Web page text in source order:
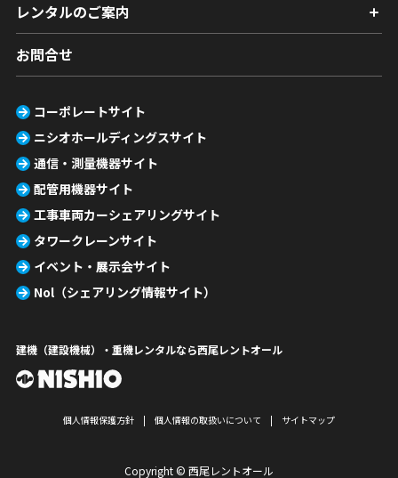
レンタルのご案内
お問合せ
コーポレートサイト
ニシオホールディングスサイト
通信・測量機器サイト
配管用機器サイト
工事車両カーシェアリングサイト
タワークレーンサイト
イベント・展示会サイト
Nol（シェアリング情報サイト）
建機（建設機械）・重機レンタルなら西尾レントオール
個人情報保護方針 個人情報の取扱いについて サイトマップ
Copyright © 西尾レントオール